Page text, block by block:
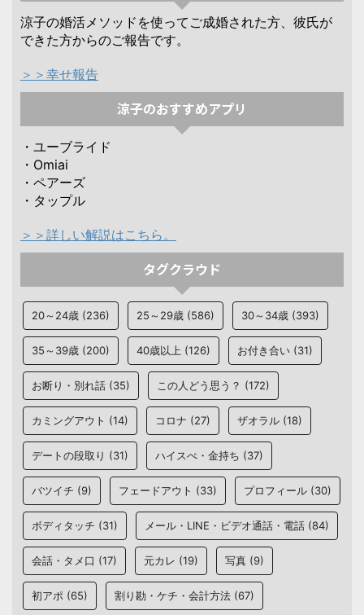
涼子の婚活メソッドを使ってご成婚された方、彼氏が
できた方からのご報告です。
＞＞幸せ報告
涼子のおすすめアプリ
・ユーブライド
・Omiai
・ペアーズ
・タップル
＞＞詳しい解説はこちら。
タグクラウド
20～24歳 (236) 25～29歳 (586) 30～34歳 (393)
35～39歳 (200) 40歳以上 (126) お付き合い (31)
お断り・別れ話 (35) この人どう思う？ (172)
カミングアウト (14) コロナ (27) ザオラル (18)
デートの段取り (31) ハイスぺ・金持ち (37)
バツイチ (9) フェードアウト (33) プロフィール (30)
ボディタッチ (31) メール・LINE・ビデオ通話・電話 (84)
会話・タメ口 (17) 元カレ (19) 写真 (9)
初アポ (65) 割り勘・ケチ・会計方法 (67)